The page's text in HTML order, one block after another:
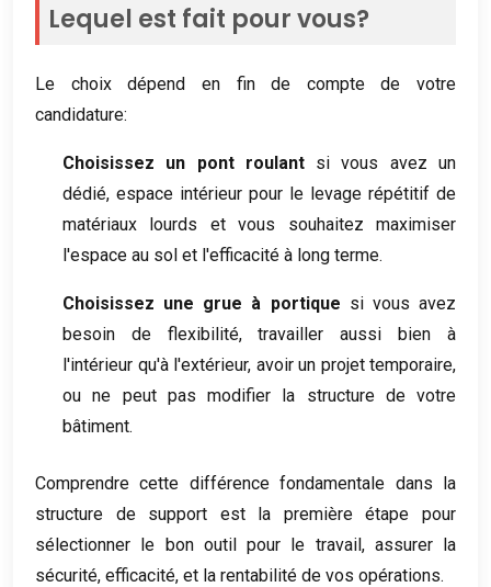
Lequel est fait pour vous?
Le choix dépend en fin de compte de votre
candidature:
Choisissez un pont roulantsi vous avez un
dédié, espace intérieur pour le levage répétitif de
matériaux lourds et vous souhaitez maximiser
l'espace au sol et l'efficacité à long terme.
Choisissez une grue à portique si vous avez
besoin de flexibilité, travailler aussi bien à
l'intérieur qu'à l'extérieur, avoir un projet temporaire,
ou ne peut pas modifier la structure de votre
bâtiment.
Comprendre cette différence fondamentale dans la
structure de support est la première étape pour
sélectionner le bon outil pour le travail, assurer la
sécurité, efficacité, et la rentabilité de vos opérations.